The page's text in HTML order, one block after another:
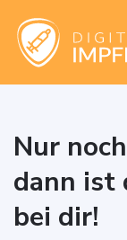
Nur
dann ist
bei dir!